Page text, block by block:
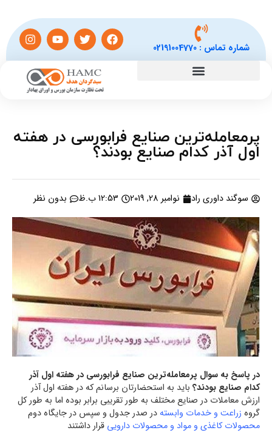
شماره تماس :02191004770
پرمعامله‌ترین صنایع فرابورسی در هفته
اول آذر کدام صنایع بودند؟
سوگند داوری راد نوامبر 28, 2019 12:53 ب.ظ بدون نظر
در پاسخ به سوال پرمعامله‌ترین صنایع فرابورسی در هفته اول آذر
کدام صنایع بودند؟ باید به استحضارتان برسانم که در هفته اول آذر
ارزش معاملات در صنایع مختلف به طور تقریبی برابر بوده اما به طور کل
گروه زراعت و خدمات وابستهدر صدر جدول و سپس در جایگاه دوم
محصولات کاغذی و مواد و محصولات دارویی قرار داشتند